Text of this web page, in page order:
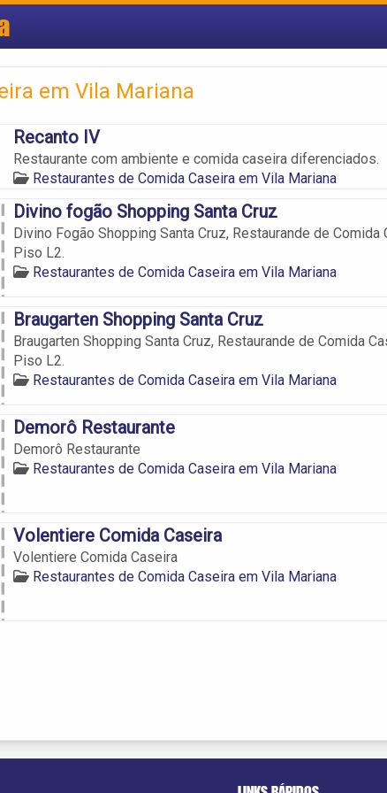
em Vila Mariana
Recanto IV
Restaurante com ambiente e comida caseira diferenciados.
Restaurantes de Comida Caseira em Vila Mariana
Divino fogão Shopping Santa Cruz
Divino Fogão Shopping Santa Cruz, Restaurande de Comida
Piso L2.
Restaurantes de Comida Caseira em Vila Mariana
Braugarten Shopping Santa Cruz
Braugarten Shopping Santa Cruz, Restaurande de Comida
Piso L2.
Restaurantes de Comida Caseira em Vila Mariana
Demorô Restaurante
Demorô Restaurante
Restaurantes de Comida Caseira em Vila Mariana
Volentiere Comida Caseira
Volentiere Comida Caseira
Restaurantes de Comida Caseira em Vila Mariana